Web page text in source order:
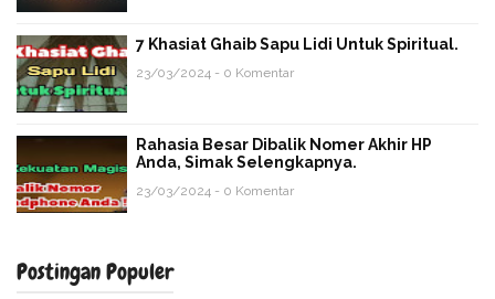
7 Khasiat Ghaib Sapu Lidi Untuk Spiritual.
23/03/2024 - 0 Komentar
Rahasia Besar Dibalik Nomer Akhir HP
Anda, Simak Selengkapnya.
23/03/2024 - 0 Komentar
Postingan Populer